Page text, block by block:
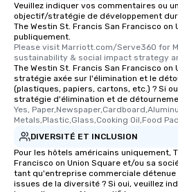
Veuillez indiquer vos commentaires ou
objectif/stratégie de développement
The Westin St. Francis San Francisco on
publiquement.
Please visit Marriott.com/Serve360 for
sustainability & social impact strategy
The Westin St. Francis San Francisco
stratégie axée sur l'élimination et le
(plastiques, papiers, cartons, etc.) ? Si
stratégie d'élimination et de
Yes,
Metals,Plastic,Glass,Cooking Oil,Food
DIVERSITÉ ET INCLUSION
Pour les hôtels américains uniquement,
Francisco on Union Square et/ou sa
tant qu'entreprise commerciale détenue
issues de la diversité ? Si oui, veuillez